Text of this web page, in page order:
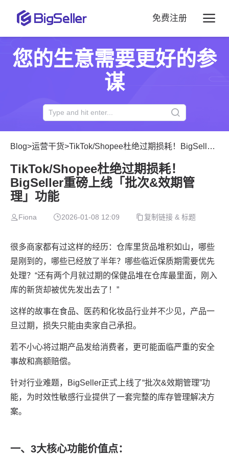
免费注册
您的生意需要更好的参
谋
Blog>运营干货>TikTok/Shopee杜绝过期损耗！BigSeller重磅上线「批次&效期管理」功能
TikTok/Shopee杜绝过期损耗！
BigSeller重磅上线「批次&效期管
理」功能
Fiona 2026-01-08 12:09 复制链接 & 标题